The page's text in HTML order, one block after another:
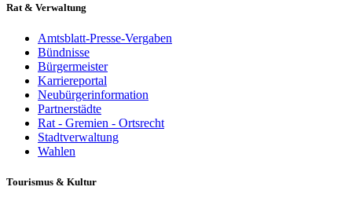
Rat & Verwaltung
Amtsblatt-Presse-Vergaben
Bündnisse
Bürgermeister
Karriereportal
Neubürgerinformation
Partnerstädte
Rat - Gremien - Ortsrecht
Stadtverwaltung
Wahlen
Tourismus & Kultur